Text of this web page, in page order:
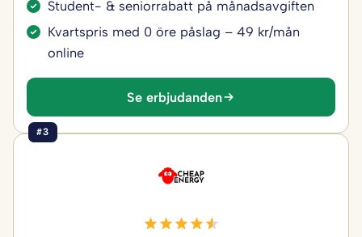
Student- & seniorrabatt på månadsavgiften
Kvartspris med 0 öre påslag – 49 kr/mån
online
Se erbjudanden
#3